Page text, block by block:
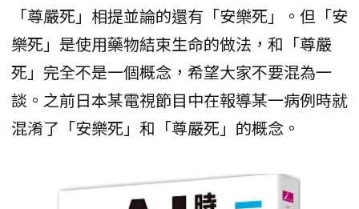
「尊嚴死」相提並論的還有「安樂死」。但「安
樂死」是使用藥物結束生命的做法，和「尊嚴
死」完全不是一個概念，希望大家不要混為一
談。之前日本某電視節目中在報導某一病例時就
混淆了「安樂死」和「尊嚴死」的概念。